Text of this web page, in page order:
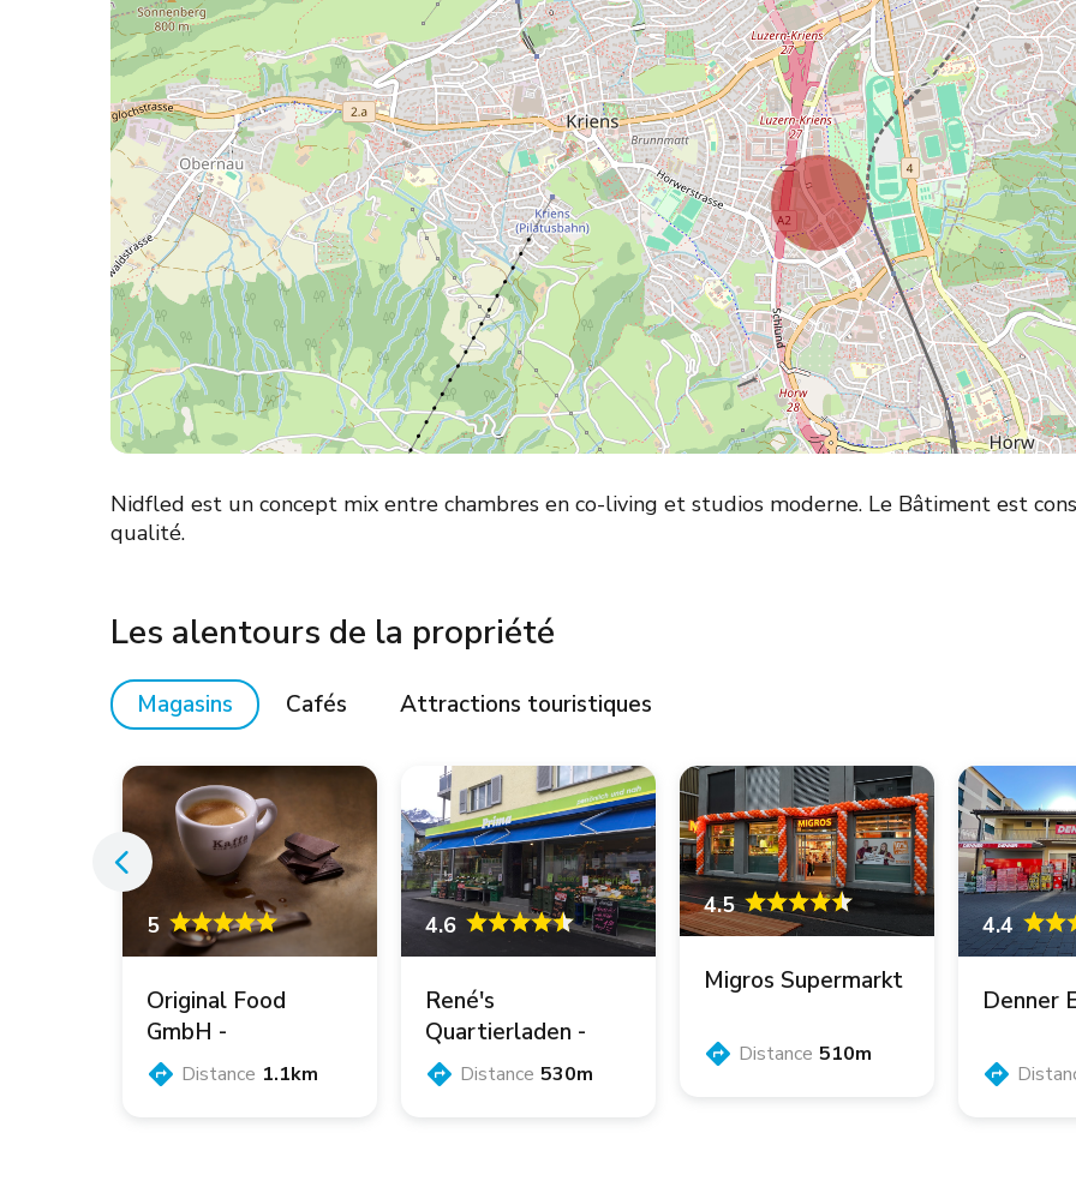
Nidfled est un concept mix entre chambres en co-living et studios moderne. Le Bâtiment est
qualité.
Les alentours de la propriété
Magasins Cafés Attractions touristiques
5
Original Food
GmbH -
KaffaWerkstatt
Distance 1.1km
4.6
René's
Quartierladen -
Prima Kriens
Distance 530m
4.5
Migros Supermarkt
Distance 510m
4.4
Denner